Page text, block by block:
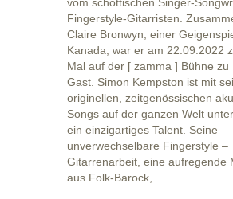
Fingerstyle-Gitarristen.
Claire Bronwyn, einer
Kanada, war er am 22.09.2022
Mal auf der [ zamma ] Bühne zu
Gast. Simon Kempston ist mit
originellen, zeitgenössischen
Songs auf der ganzen Welt
ein einzigartiges Talent. Seine
unverwechselbare Fingerstyle –
Gitarrenarbeit, eine aufregende
aus Folk-Barock,…